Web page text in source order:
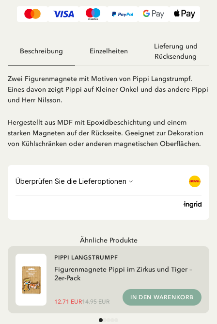
Beschreibung Einzelheiten
Lieferung und
Rücksendung
Zwei Figurenmagnete mit Motiven von Pippi Langstrumpf.
Eines davon zeigt Pippi auf Kleiner Onkel und das andere Pippi
und Herr Nilsson.
Hergestellt aus MDF mit Epoxidbeschichtung und einem
starken Magneten auf der Rückseite. Geeignet zur Dekoration
von Kühlschränken oder anderen magnetischen Oberflächen.
Ähnliche Produkte
Figurenmagnete Pippi im Zirkus und Tiger –
2er-Pack
PIPPI LANGSTRUMPF
12.71 EUR14.95 EUR
IN DEN WARENKORB